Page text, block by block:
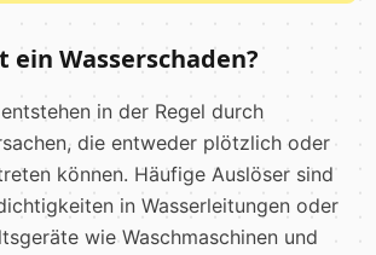
Wasserschaden?
in der Regel durch
die entweder plötzlich oder
können. Häufige Auslöser sind
in Wasserleitungen oder
wie Waschmaschinen und